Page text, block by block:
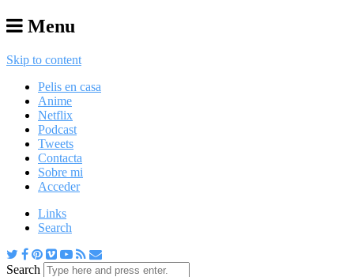
Menu
Skip to content
Pelis en casa
Anime
Netflix
Podcast
Tweets
Contacta
Sobre mi
Acceder
Links
Search
Search